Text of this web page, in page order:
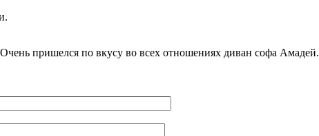
пришелся по вкусу во всех отношениях диван софа Амадей.